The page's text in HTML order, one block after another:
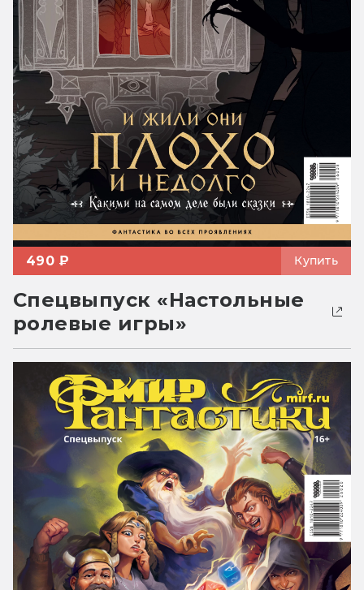
490 ₽ Купить
Спецвыпуск «Настольные
ролевые игры»